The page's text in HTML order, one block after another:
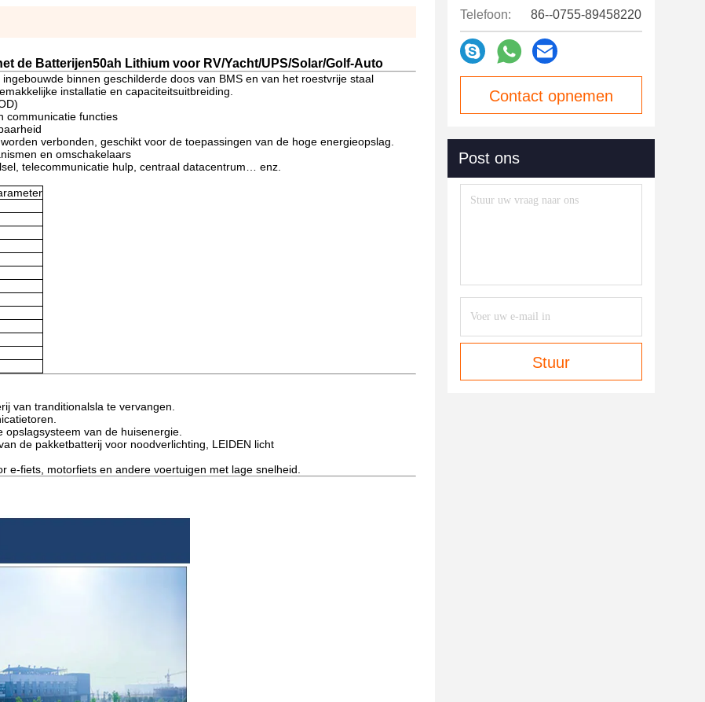
de Batterijen50ah Lithium voor RV/Yacht/UPS/Solar/Golf-Auto
binnen geschilderde doos van BMS en van het roestvrije staal
installatie en capaciteitsuitbreiding.
communicatie functies
verbonden, geschikt voor de toepassingen van de hoge energieopslag.
en omschakelaars
telecommunicatie hulp, centraal datacentrum… enz.
van tranditionalsla te vervangen.
van de huisenergie.
de pakketbatterij voor noodverlichting, LEIDEN licht
e-fiets, motorfiets en andere voertuigen met lage snelheid.
Telefoon: 86--0755-89458220
Contact opnemen
Post ons
Stuur